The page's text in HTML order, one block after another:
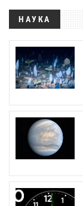
НАУКА